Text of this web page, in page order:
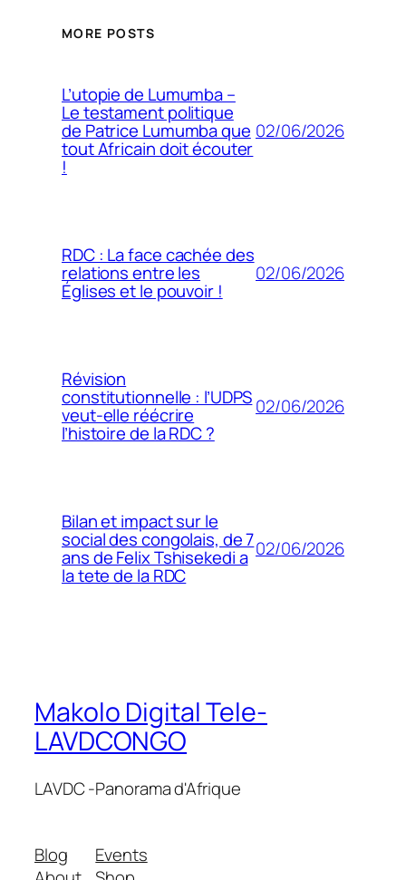
MORE POSTS
L’utopie de Lumumba –
Le testament politique
de Patrice Lumumba que
tout Africain doit écouter
!
02/06/2026
RDC : La face cachée des
relations entre les
Églises et le pouvoir !
02/06/2026
Révision
constitutionnelle : l’UDPS
veut-elle réécrire
l’histoire de la RDC ?
02/06/2026
Bilan et impact sur le
social des congolais, de 7
ans de Felix Tshisekedi a
la tete de la RDC
02/06/2026
Makolo Digital Tele-
LAVDCONGO
LAVDC -Panorama d'Afrique
Blog
Events